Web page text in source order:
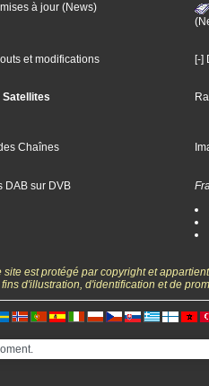
à jour (News)
et modifications [-]
Chaînes
DAB sur DVB
site est protégé par copyright et
d'illustration, d'identification et de